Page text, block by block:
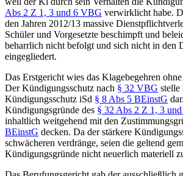
Abs 2 Z 1, 3 und 6 VBG verwirklicht habe.
den Jahren 2012/13 massive
Schüler und Vorgesetzte beschimpft und
beharrlich nicht befolgt und sich nicht in den
eingegliedert.
Das Erstgericht wies das Klagebegehren
Der Kündigungsschutz nach § 32 VBG stelle
Kündigungsschutz iSd § 8 Abs 5 BEinstG
Kündigungsgründe des § 32 Abs 2 Z 1, 3
inhaltlich weitgehend mit den
BEinstG decken. Da der stärkere
schwächeren verdränge, seien die geltend
Kündigungsgründe nicht neuerlich materiell